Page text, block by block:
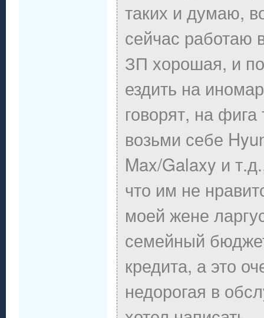
таких и думаю,
сейчас работаю
ЗП хорошая, и
ездить на
говорят, на фига
возьми себе
Max/Galaxy и
что им не
моей жене
семейный
кредита, а это
недорогая в